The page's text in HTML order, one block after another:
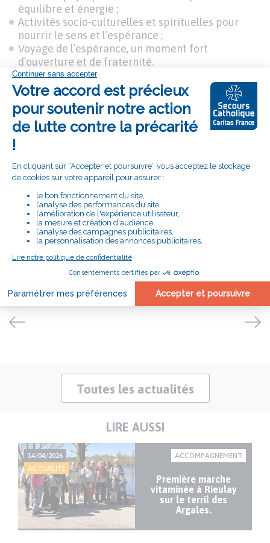
équilibre et énergie ;
Activités socio-culturelles et spirituelles pour
nourrir le sens et l’espérance ;
Voyage de l’espérance, un moment fort
d’ouverture et de fraternité.
Des espaces où chacun trouve sa place
Ces temps partagés permettent de rompre
l’isolement, de recréer du lien et de se reconstruire
dans la durée.
Au cœur de ces initiatives : des bénévoles et des
participants qui font vivre chaque jour la solidarité
et la bienveillance.
Les activités de lien social ne sont pas de simples
moments de loisirs : elles sont de véritables
chemins vers la dignité, la confiance et l’espérance.
Rejoignez un groupe ou un atelier près de chez
vous, et découvrez la force du vivre-ensemble.
Toutes les actualités
LIRE AUSSI
14/04/2026
ACTUALITÉ
ACCOMPAGNEMENT
Première marche
vitaminée à Rieulay
sur le terril des
Argales.